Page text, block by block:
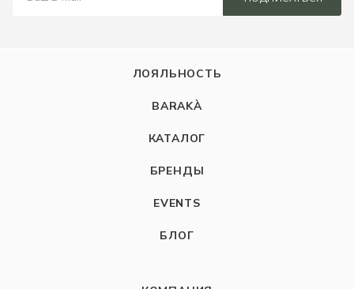
ЛОЯЛЬНОСТЬ
BARAKÀ
КАТАЛОГ
БРЕНДЫ
EVENTS
БЛОГ